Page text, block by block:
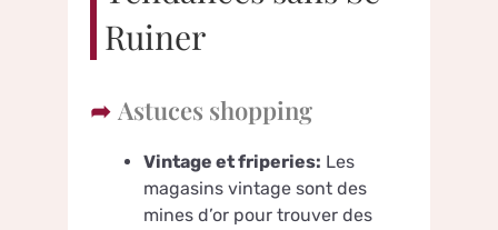
Ruiner
Astuces shopping
Vintage et friperies: Les
magasins vintage sont des
mines d’or pour trouver des